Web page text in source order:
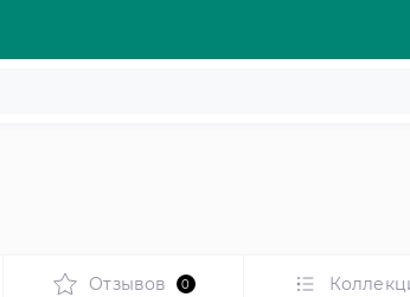
Отзывов 0